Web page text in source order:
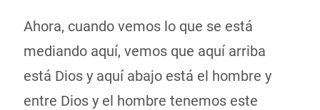
Ahora, cuando vemos lo que se está
mediando aquí, vemos que aquí arriba
está Dios y aquí abajo está el hombre y
entre Dios y el hombre tenemos este